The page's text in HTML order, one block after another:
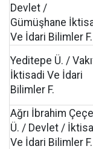
Devlet /
Gümüşhane
Ve İdari Bilimler F.
Yeditepe Ü. /
İktisadi Ve İdari
Bilimler F.
Ağrı İbrahim
Ü. / Devlet /
Ve İdari Bilimler F.